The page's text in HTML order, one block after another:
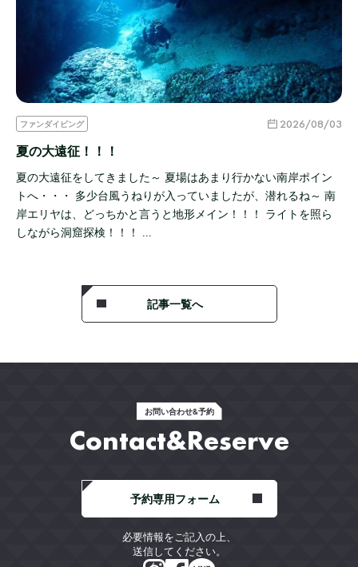
ファンダイビング 2026/08/03
夏の大遠征！！！
夏の大遠征をしてきました～ 夏場はあまり行かない南岸ポイン
トへ・・・ 多少台風うねりが入っていましたが、潜れるね～ 南
岸エリヤは、どっちかと言うと地形メイン！！！ ライトを照ら
しながら洞窟探検！！！ …
記事一覧へ
お問い合わせ&予約
Contact&Reserve
予約専用フォーム
必要情報をご記入の上、
送信してください。